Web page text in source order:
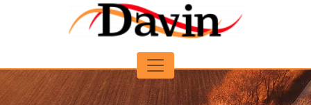
Panneau de gestion des cookies